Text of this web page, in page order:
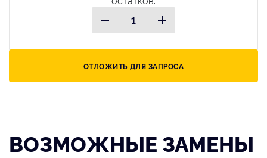
ОТЛОЖИТЬ ДЛЯ ЗАПРОСА
ВОЗМОЖНЫЕ ЗАМЕНЫ